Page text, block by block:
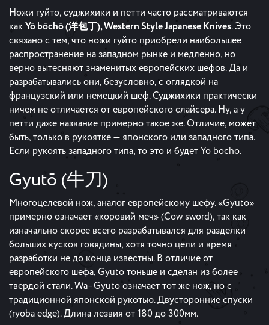
Ножи гуйто, суджихики и петти часто рассматриваются
какYō bōchō (洋包丁), Western Style Japanese Knives. Это
связано с тем, что ножи гуйто приобрели наибольшее
распространение на западном рынке и медленно, но
верно вытесняют знаменитых европейских шефов. Да и
разрабатывались они, безусловно, с оглядкой на
французский или немецкий шеф. Суджихики практически
ничем не отличается от европейского слайсера. Ну, а у
петти даже название примерно такое же. Отличие, может
быть, только в рукоятке — японского или западного типа.
Если рукоять западного типа, то это и будет Yo bocho.
Gyutō (牛刀)
Многоцелевой нож, аналог европейскому шефу. «Gyuto»
примерно означает «коровий меч» (Cow sword), так как
изначально скорее всего разрабатывался для разделки
больших кусков говядины, хотя точно цели и время
разработки не до конца известны. В отличие от
европейского шефа, Gyuto тоньше и сделан из более
твердой стали. Wa–Gyuto означает тот же нож, но с
традиционной японской рукотью. Двусторонние спуски
(ryoba edge). Длина лезвия от 180 до 300мм.